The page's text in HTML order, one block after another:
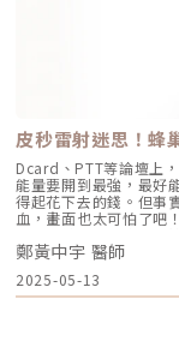
複合式規劃同樣受到
入整體評估；王興良
態的改善方向。陳咸
應用為題，分享非交聯
支撐，也是本屆受到
拉提等議題，分別帶
師、蔡詩辰醫師與王
入，注射治療正逐漸走
周、膚質與毛髮領域。
應用，薛乃維醫師探討
到自體微移植與雄性禿
再生醫學的應用正逐漸
同時，林挺松醫師也以
射治療可能帶來的長期
險反思。外泌體與結構
體應用與臉部結構再生
到不同皮膚與老化問題
條件。在白色疤痕與皮
皮秒雷射迷思！蜂
Dcard、PTT等論壇上
能量要開到最強，最好
得起花下去的錢。但事
血，畫面也太可怕了吧
的最大謎團吧！這次討
長時間？想要靠皮秒雷
呢？讓我們一起看下去
射術後皮下出血的2大
／甯寓美學診所-鄭黃
鄭黃中宇 醫師
2025-05-13